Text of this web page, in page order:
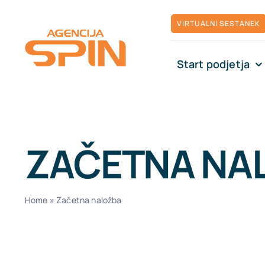
content
VIRTUALNI SESTANEK
Start podjetja
ZAČETNA
Home »Začetna naložba